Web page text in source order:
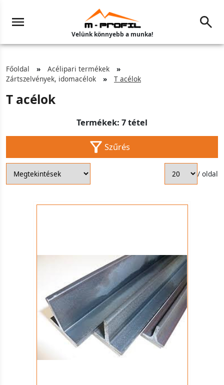
Velünk könnyebb a munka!
Főoldal
Acélipari termékek
Zártszelvények, idomacélok
T acélok
T acélok
Termékek: 7 tétel
Szűrés
/ oldal